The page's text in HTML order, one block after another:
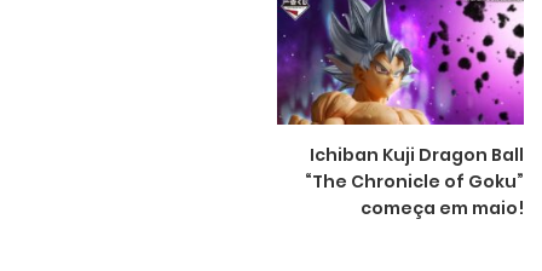
Ichiban Kuji Dragon Ball
“The Chronicle of Goku”
começa em maio!